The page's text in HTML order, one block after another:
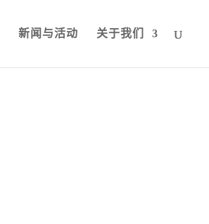
新闻与活动 关于我们